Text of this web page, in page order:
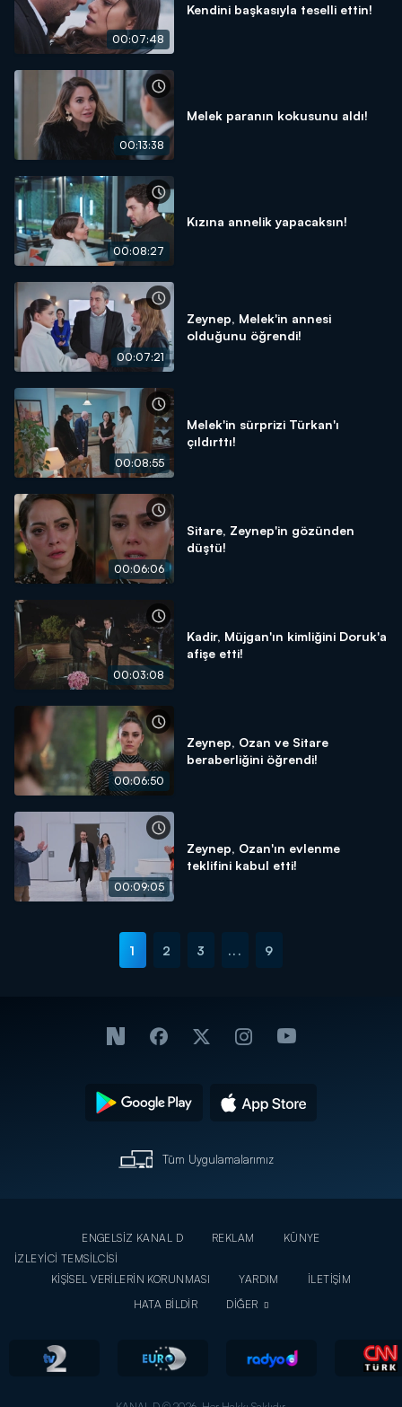
00:07:48
Kendini başkasıyla teselli ettin!
00:13:38
Melek paranın kokusunu aldı!
00:08:27
Kızına annelik yapacaksın!
00:07:21
Zeynep, Melek'in annesi
olduğunu öğrendi!
00:08:55
Melek'in sürprizi Türkan'ı
çıldırttı!
00:06:06
Sitare, Zeynep'in gözünden
düştü!
00:03:08
Kadir, Müjgan'ın kimliğini Doruk'a
afişe etti!
00:06:50
Zeynep, Ozan ve Sitare
beraberliğini öğrendi!
00:09:05
Zeynep, Ozan'ın evlenme
teklifini kabul etti!
1 2 3 ... 9
Tüm Uygulamalarımız
ENGELSİZ KANAL D REKLAM
KÜNYE
İZLEYİCİ TEMSİLCİSİ
KİŞİSEL VERİLERİN KORUNMASI
YARDIM
İLETİŞİM
HATA BİLDİR
DİĞER